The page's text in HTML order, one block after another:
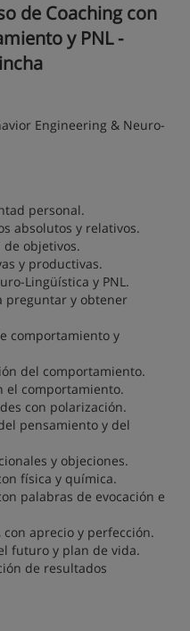
de Coaching con
y PNL -
Engineering & Neuro-
personal.
absolutos y relativos.
objetivos.
y productivas.
Lingüística y PNL.
preguntar y obtener
comportamiento y
del comportamiento.
el comportamiento.
con polarización.
pensamiento y del
y objeciones.
física y química.
palabras de evocación e
con aprecio y perfección.
futuro y plan de vida.
de resultados